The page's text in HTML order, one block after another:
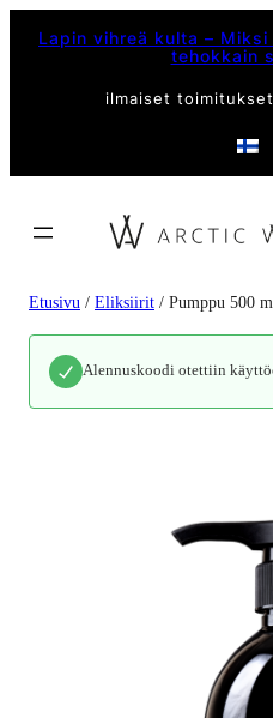
Lapin vihreä kulta –
tehokkain
ilmaiset
Etusivu / Eliksiirit / Pumppu 500
Alennuskoodi otettiin